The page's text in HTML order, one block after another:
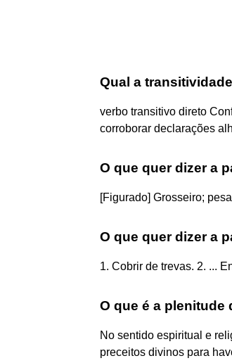
Qual a
verbo transitivo direto
corroborar declarações
O que quer dizer a
[Figurado] Grosseiro;
O que quer dizer a
1. Cobrir de trevas. 2. ...
O que é a plenitude
No sentido espiritual e
preceitos divinos para